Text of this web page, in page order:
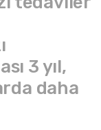
3 yıl,
daha